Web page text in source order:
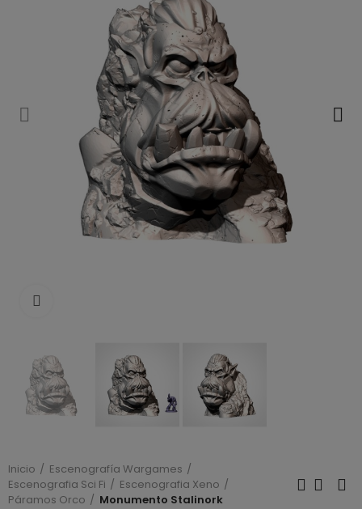
Inicio
Escenografía Wargames
Escenografia Sci Fi
Escenografia Xeno
Páramos Orco
Monumento Stalinork